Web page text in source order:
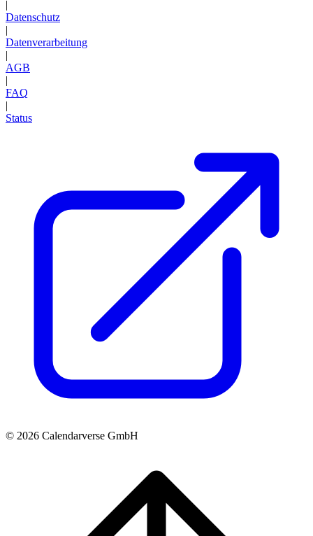
|
Datenschutz
|
Datenverarbeitung
|
AGB
|
FAQ
|
Status
© 2026 Calendarverse GmbH